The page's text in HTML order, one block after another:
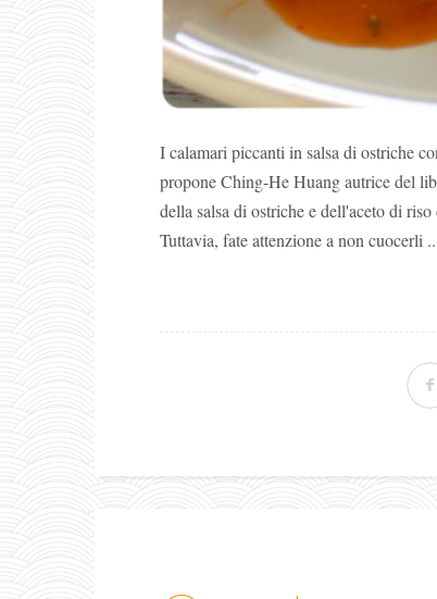
I calamari piccanti in salsa di ostriche
propone Ching-He Huang autrice del
della salsa di ostriche e dell'aceto di
Tuttavia, fate attenzione a non cuocerli